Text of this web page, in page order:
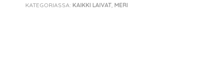
KATEGORIASSA:KAIKKI LAIVAT,MERI